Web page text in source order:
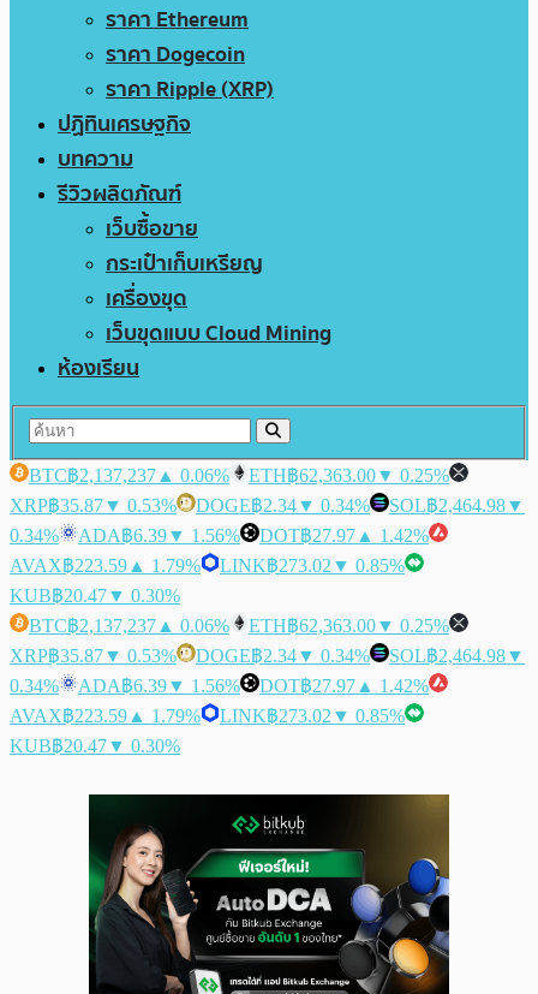
ราคา Ethereum
ราคา Dogecoin
ราคา Ripple (XRP)
ปฏิทินเศรษฐกิจ
บทความ
รีวิวผลิตภัณฑ์
เว็บซื้อขาย
กระเป๋าเก็บเหรียญ
เครื่องขุด
เว็บขุดแบบ Cloud Mining
ห้องเรียน
BTC฿2,137,237 ▲ 0.06% ETH฿62,363.00▼ 0.25%
XRP฿35.87▼ 0.53% DOGE฿2.34▼ 0.34% SOL฿2,464.98▼
0.34%
ADA฿6.39▼ 1.56% DOT฿27.97 ▲ 1.42%
AVAX฿223.59 ▲ 1.79% LINK฿273.02 ▼ 0.85%
KUB฿20.47▼ 0.30%
BTC฿2,137,237 ▲ 0.06% ETH฿62,363.00▼ 0.25%
XRP฿35.87▼ 0.53% DOGE฿2.34▼ 0.34% SOL฿2,464.98▼
0.34%
ADA฿6.39▼ 1.56% DOT฿27.97 ▲ 1.42%
AVAX฿223.59 ▲ 1.79% LINK฿273.02 ▼ 0.85%
KUB฿20.47▼ 0.30%